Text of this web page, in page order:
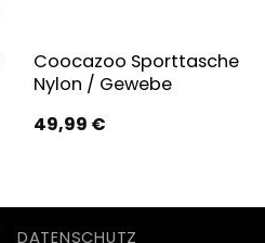
Coocazoo Sporttasche
Nylon / Gewebe
49,99 €
DATENSCHUTZ